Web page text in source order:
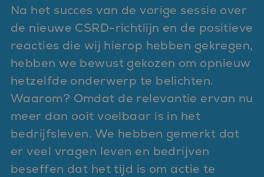
Na het succes van de vorige sessie over
de nieuwe CSRD-richtlijn en de positieve
reacties die wij hierop hebben gekregen,
hebben we bewust gekozen om opnieuw
hetzelfde onderwerp te belichten.
Waarom? Omdat de relevantie ervan nu
meer dan ooit voelbaar is in het
bedrijfsleven. We hebben gemerkt dat
er veel vragen leven en bedrijven
beseffen dat het tijd is om actie te